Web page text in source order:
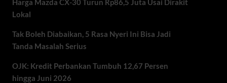
Lokal
Tak Boleh Diabaikan, 5 Rasa Nyeri Ini Bisa Jadi
Tanda Masalah Serius
OJK: Kredit Perbankan Tumbuh 12,67 Persen
hingga Juni 2026